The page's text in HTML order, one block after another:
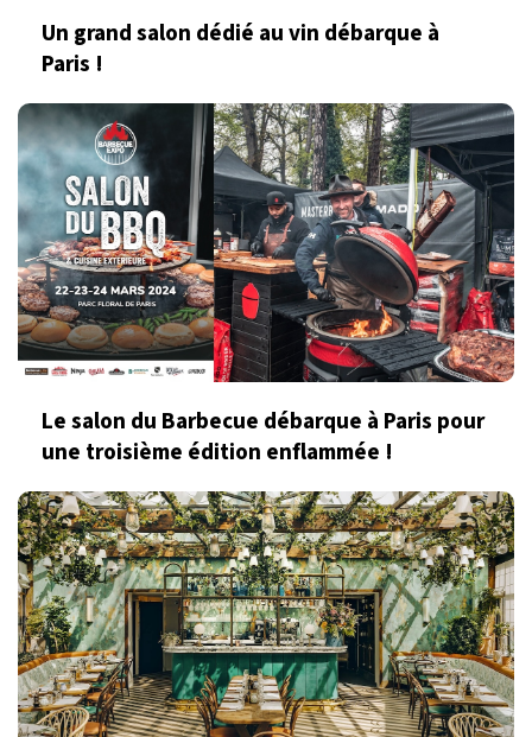
Un grand salon dédié au vin débarque à
Paris !
Le salon du Barbecue débarque à Paris pour
une troisième édition enflammée !